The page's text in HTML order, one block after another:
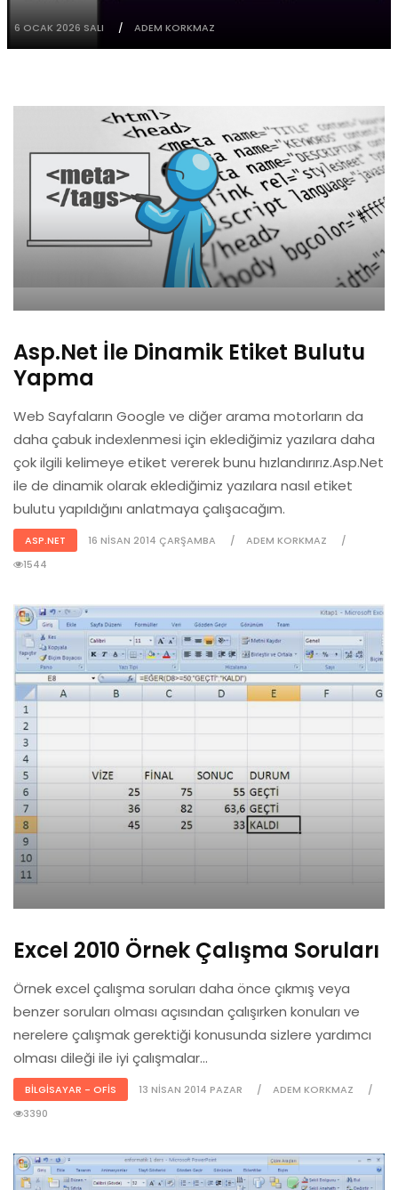
6 OCAK 2026 SALI ADEM KORKMAZ
Asp.Net İle Dinamik Etiket Bulutu
Yapma
Web Sayfaların Google ve diğer arama motorların da
daha çabuk indexlenmesi için eklediğimiz yazılara daha
çok ilgili kelimeye etiket vererek bunu hızlandırırız.Asp.Net
ile de dinamik olarak eklediğimiz yazılara nasıl etiket
bulutu yapıldığını anlatmaya çalışacağım.
ASP.NET 16 NISAN 2014 ÇARŞAMBA
ADEM KORKMAZ
1544
Excel 2010 Örnek Çalışma Soruları
Örnek excel çalışma soruları daha önce çıkmış veya
benzer soruları olması açısından çalışırken konuları ve
nerelere çalışmak gerektiği konusunda sizlere yardımcı
olması dileği ile iyi çalışmalar...
BILGISAYAR - OFIS 13 NISAN 2014 PAZAR
ADEM KORKMAZ
3390